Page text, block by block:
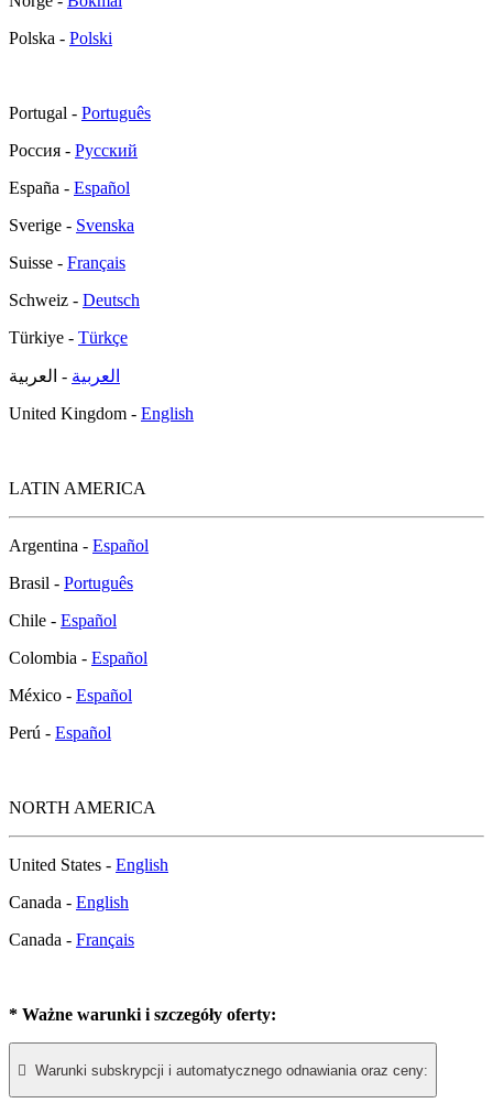
Polska - Polski
Portugal - Português
Россия - Русский
España - Español
Sverige - Svenska
Suisse - Français
Schweiz - Deutsch
Türkiye - Türkçe
العربية - العربية
United Kingdom - English
LATIN AMERICA
Argentina - Español
Brasil - Português
Chile - Español
Colombia - Español
México - Español
Perú - Español
NORTH AMERICA
United States - English
Canada - English
Canada - Français
* Ważne warunki i szczegóły oferty:
 Warunki subskrypcji i automatycznego odnawiania oraz ceny: